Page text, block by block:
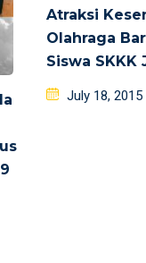
Atraksi
Olahraga
Siswa SKKK
Posted
July 18, 2015